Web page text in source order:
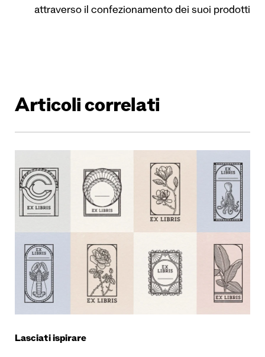
attraverso il confezionamento dei suoi prodotti
Articoli correlati
Lasciati ispirare